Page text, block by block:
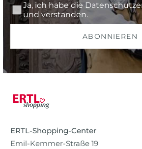
Ja, ich habe die
und verstanden.
ABONNIEREN
ERTL-Shopping-Center
Emil-Kemmer-Straße 19